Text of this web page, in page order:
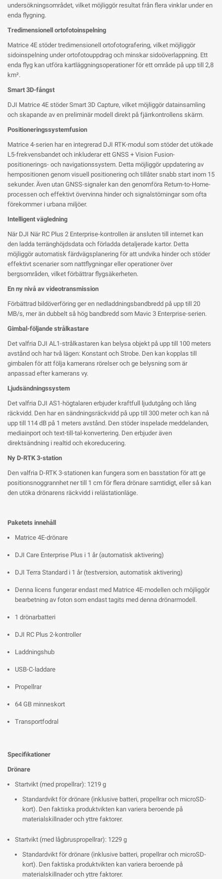
undersökningsområdet, vilket möjliggör resultat från flera vinklar under en
enda flygning.
Tredimensionell ortofotoinspelning
Matrice 4E stöder tredimensionell ortofotografering, vilket möjliggör
sidoinspelning under ortofotouppdrag och minskar sidoöverlappning. Ett
enda flyg kan utföra kartläggningsoperationer för ett område på upp till 2,8
km².
Smart 3D-fångst
DJI Matrice 4E stöder Smart 3D Capture, vilket möjliggör datainsamling
och skapande av en preliminär modell direkt på fjärrkontrollens skärm.
Positioneringssystemfusion
Matrice 4-serien har en integrerad DJI RTK-modul som stöder det utökade
L5-frekvensbandet och inkluderar ett GNSS + Vision Fusion-
positionerings- och navigationssystem. Detta möjliggör uppdatering av
hempositionen genom visuell positionering och tillåter snabb start inom 15
sekunder. Även utan GNSS-signaler kan den genomföra Return-to-Home-
processen och effektivt övervinna hinder och signalstörningar som ofta
förekommer i urbana miljöer.
Intelligent vägledning
När DJI När RC Plus 2 Enterprise-kontrollen är ansluten till internet kan
den ladda terränghöjdsdata och förladda detaljerade kartor. Detta
möjliggör automatisk färdvägsplanering för att undvika hinder och stöder
effektivt scenarier som nattflygningar eller operationer över
bergsområden, vilket förbättrar flygsäkerheten.
En ny nivå av videotransmission
Förbättrad bildöverföring ger en nedladdningsbandbredd på upp till 20
MB/s, mer än dubbelt så hög bandbredd som Mavic 3 Enterprise-serien.
Gimbal-följande strålkastare
Det valfria DJI AL1-strålkastaren kan belysa objekt på upp till 100 meters
avstånd och har två lägen: Konstant och Strobe. Den kan kopplas till
gimbalen för att följa kamerans rörelser och ge belysning som är
anpassad efter kamerans vy.
Ljudsändningssystem
Det valfria DJI AS1-högtalaren erbjuder kraftfull ljudutgång och lång
räckvidd. Den har en sändningsräckvidd på upp till 300 meter och kan nå
upp till 114 dB på 1 meters avstånd. Den stöder inspelade meddelanden,
mediainport och text-till-tal-konvertering. Den erbjuder även
direktsändning i realtid och ekoreducering.
Ny D-RTK 3-station
Den valfria D-RTK 3-stationen kan fungera som en basstation för att ge
positionsnoggrannhet ner till 1 cm för flera drönare samtidigt, eller så kan
den utöka drönarens räckvidd i relästationläge.
Paketets innehåll
Matrice 4E-drönare
DJI Care Enterprise Plus i 1 år (automatisk aktivering)
DJI Terra Standard i 1 år (testversion, automatisk aktivering)
Denna licens fungerar endast med Matrice 4E-modellen och möjliggör
bearbetning av foton som endast tagits med denna drönarmodell.
1 drönarbatteri
DJI RC Plus 2-kontroller
Laddningshub
USB-C-laddare
Propellrar
64 GB minneskort
Transportfodral
Specifikationer
Drönare
Startvikt (med propellrar): 1219 g
Standardvikt för drönare (inklusive batteri, propellrar och microSD-
kort). Den faktiska produktvikten kan variera beroende på
materialskillnader och yttre faktorer.
Startvikt (med lågbruspropellrar): 1229 g
Standardvikt för drönare (inklusive batteri, propellrar och microSD-
kort). Den faktiska produktvikten kan variera beroende på
materialskillnader och yttre faktorer.